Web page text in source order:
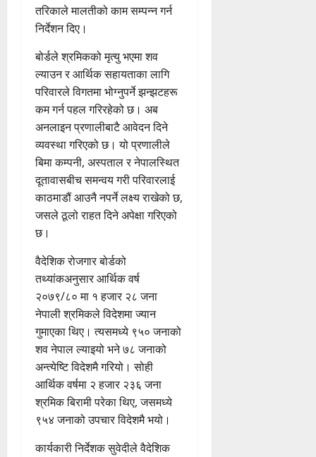
तरिकाले मालतीको काम सम्पन्न गर्न
निर्देशन दिए।
बोर्डले श्रमिकको मृत्यु भएमा शव
ल्याउन र आर्थिक सहायताका लागि
परिवारले विगतमा भोग्नुपर्ने झन्झटहरू
कम गर्न पहल गरिरहेको छ। अब
अनलाइन प्रणालीबाटै आवेदन दिने
व्यवस्था गरिएको छ। यो प्रणालीले
बिमा कम्पनी, अस्पताल र नेपालस्थित
दूतावासबीच समन्वय गरी परिवारलाई
काठमाडौं आउनै नपर्ने लक्ष्य राखेको छ,
जसले ठूलो राहत दिने अपेक्षा गरिएको
छ।
वैदेशिक रोजगार बोर्डको
तथ्यांकअनुसार आर्थिक वर्ष
२०७९/८० मा १ हजार २८ जना
नेपाली श्रमिकले विदेशमा ज्यान
गुमाएका थिए। त्यसमध्ये ९५० जनाको
शव नेपाल ल्याइयो भने ७८ जनाको
अन्त्येष्टि विदेशमै गरियो। सोही
आर्थिक वर्षमा २ हजार २३६ जना
श्रमिक बिरामी परेका थिए, जसमध्ये
९५४ जनाको उपचार विदेशमै भयो।
कार्यकारी निर्देशक सुवेदीले वैदेशिक